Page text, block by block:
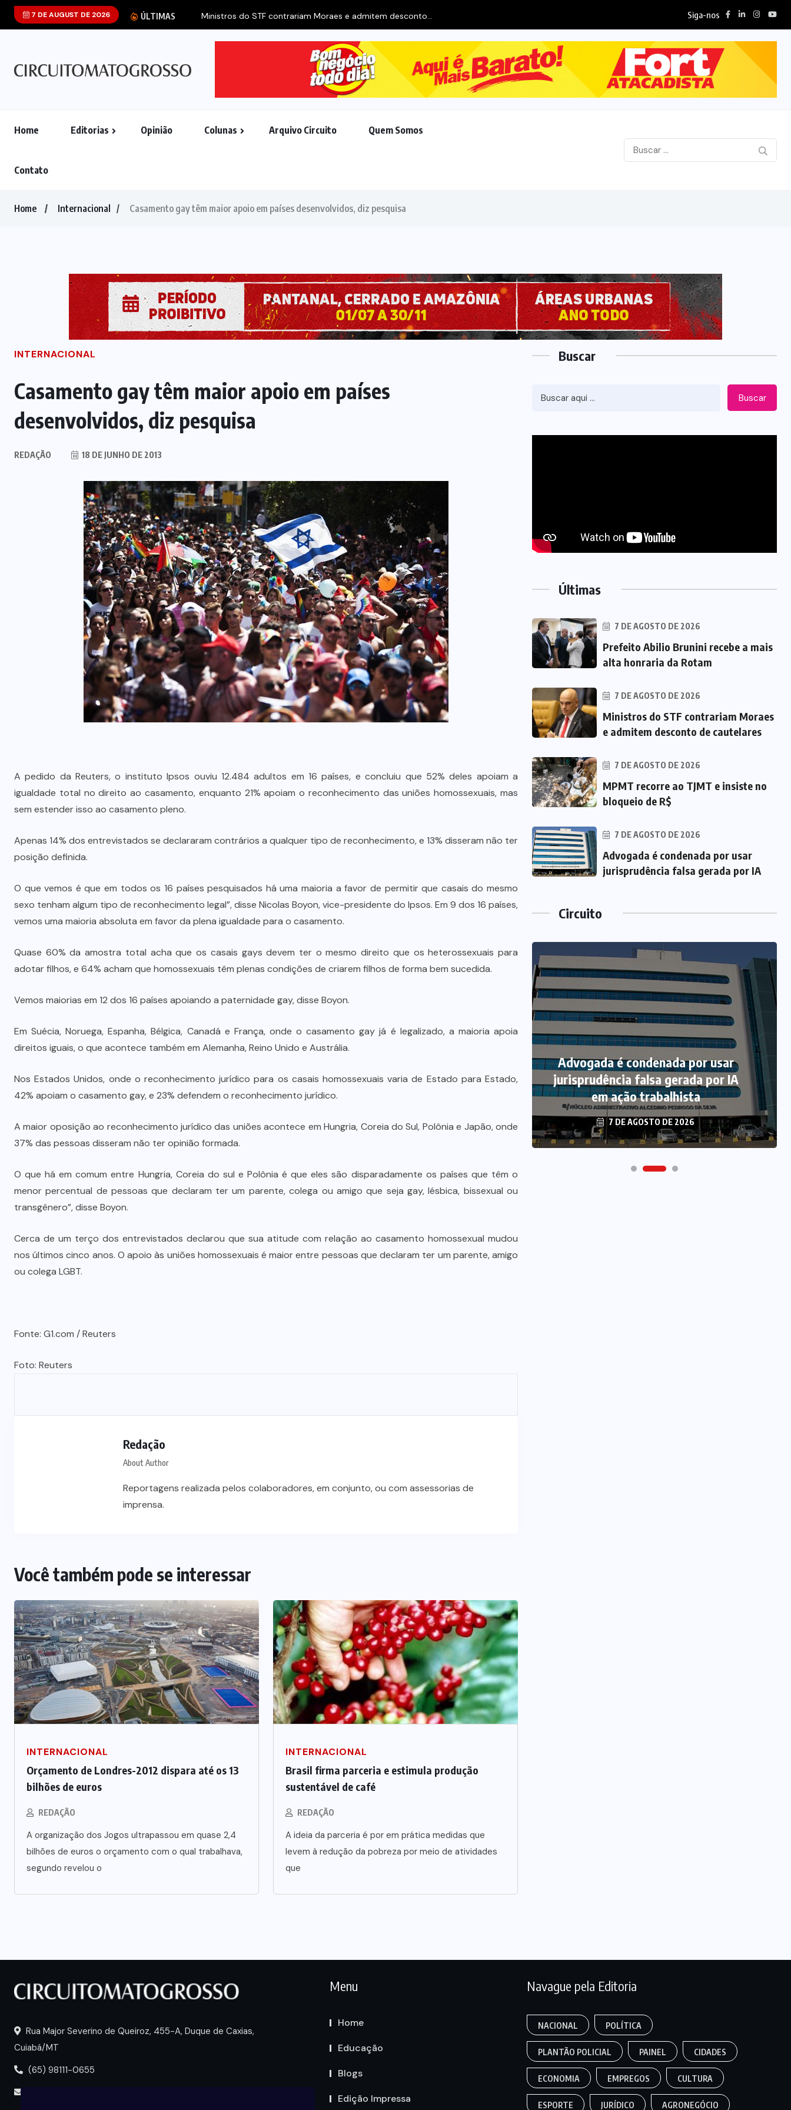
7 DE AUGUST DE 2026 ÚLTIMAS Ministros do STF contrariam Moraes e admitem desconto... Siga-nos
Home Editorias Opinião Colunas Arquivo Circuito Quem Somos
Contato
Home Internacional Casamento gay têm maior apoio em países desenvolvidos, diz pesquisa
INTERNACIONAL
Casamento gay têm maior apoio em países
desenvolvidos, diz pesquisa
REDAÇÃO 18 DE JUNHO DE 2013
A pedido da Reuters, o instituto Ipsos ouviu 12.484 adultos em 16 países, e concluiu que 52% deles apoiam a
igualdade total no direito ao casamento, enquanto 21% apoiam o reconhecimento das uniões homossexuais, mas
sem estender isso ao casamento pleno.
Apenas 14% dos entrevistados se declararam contrários a qualquer tipo de reconhecimento, e 13% disseram não ter
posição definida.
O que vemos é que em todos os 16 países pesquisados há uma maioria a favor de permitir que casais do mesmo
sexo tenham algum tipo de reconhecimento legal”, disse Nicolas Boyon, vice-presidente do Ipsos. Em 9 dos 16 países,
vemos uma maioria absoluta em favor da plena igualdade para o casamento.
Quase 60% da amostra total acha que os casais gays devem ter o mesmo direito que os heterossexuais para
adotar filhos, e 64% acham que homossexuais têm plenas condições de criarem filhos de forma bem sucedida.
Vemos maiorias em 12 dos 16 países apoiando a paternidade gay, disse Boyon.
Em Suécia, Noruega, Espanha, Bélgica, Canadá e França, onde o casamento gay já é legalizado, a maioria apoia
direitos iguais, o que acontece também em Alemanha, Reino Unido e Austrália.
Nos Estados Unidos, onde o reconhecimento jurídico para os casais homossexuais varia de Estado para Estado,
42% apoiam o casamento gay, e 23% defendem o reconhecimento jurídico.
A maior oposição ao reconhecimento jurídico das uniões acontece em Hungria, Coreia do Sul, Polônia e Japão, onde
37% das pessoas disseram não ter opinião formada.
O que há em comum entre Hungria, Coreia do sul e Polônia é que eles são disparadamente os países que têm o
menor percentual de pessoas que declaram ter um parente, colega ou amigo que seja gay, lésbica, bissexual ou
transgênero”, disse Boyon.
Cerca de um terço dos entrevistados declarou que sua atitude com relação ao casamento homossexual mudou
nos últimos cinco anos. O apoio às uniões homossexuais é maior entre pessoas que declaram ter um parente, amigo
ou colega LGBT.
Fonte: G1.com / Reuters
Foto: Reuters
Redação
About Author
Reportagens realizada pelos colaboradores, em conjunto, ou com assessorias de
imprensa.
Você também pode se interessar
INTERNACIONAL
Orçamento de Londres-2012 dispara até os 13
bilhões de euros
REDAÇÃO
A organização dos Jogos ultrapassou em quase 2,4
bilhões de euros o orçamento com o qual trabalhava,
segundo revelou o
INTERNACIONAL
Brasil firma parceria e estimula produção
sustentável de café
REDAÇÃO
A ideia da parceria é por em prática medidas que
levem à redução da pobreza por meio de atividades
que
Buscar
Buscar
Últimas
7 DE AGOSTO DE 2026
Prefeito Abilio Brunini recebe a mais
alta honraria da Rotam
7 DE AGOSTO DE 2026
Ministros do STF contrariam Moraes
e admitem desconto de cautelares
7 DE AGOSTO DE 2026
MPMT recorre ao TJMT e insiste no
bloqueio de R$
7 DE AGOSTO DE 2026
Advogada é condenada por usar
jurisprudência falsa gerada por IA
Circuito
de 197 toneladas de soja em
rodovias do sul do estado
7 DE AGOSTO DE 2026
mais alta honraria da Rotam em
7 DE AGOSTO DE 2026
Advogada é condenada por usar
jurisprudência falsa gerada por IA
em ação trabalhista
7 DE AGOSTO DE 2026
Rua Major Severino de Queiroz, 455-A, Duque de Caxias,
Cuiabá/MT
(65) 98111-0655
Menu
Home
Educação
Blogs
Edição Impressa
Navague pela Editoria
NACIONAL POLÍTICA
PLANTÃO POLICIAL PAINEL CIDADES
ECONOMIA EMPREGOS CULTURA
ESPORTE JURÍDICO AGRONEGÓCIO